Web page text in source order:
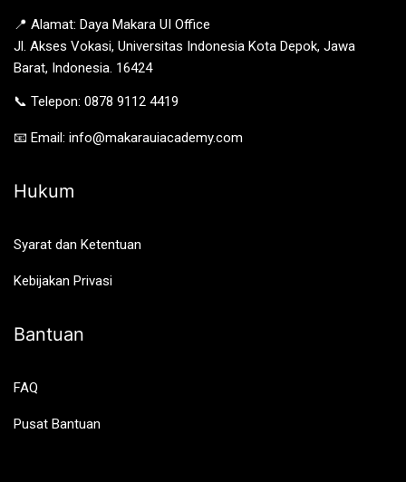
📍 Alamat: Daya Makara UI Office
Jl. Akses Vokasi, Universitas Indonesia Kota Depok, Jawa
Barat, Indonesia. 16424
📞 Telepon: 0878 9112 4419
📧 Email: info@makarauiacademy.com
Hukum
Syarat dan Ketentuan
Kebijakan Privasi
Bantuan
FAQ
Pusat Bantuan